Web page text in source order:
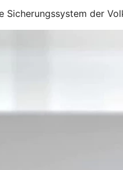
Sicherungssystem der